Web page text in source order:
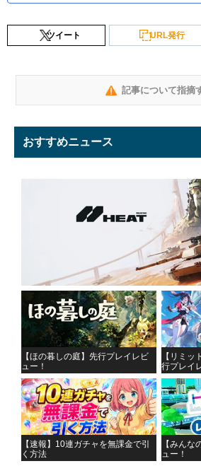
ツイート URL発行
記事について指摘
おすすめニュース
【ほの暮しの庭】先行プレイレビ
ュー！
【リミッ
行プレイ
【速報】10連ガチャを無課金で引
く方法
【みんな
ュー！